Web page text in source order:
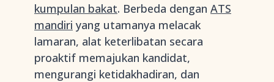
kumpulan bakat. Berbeda dengan ATS
mandiri yang utamanya melacak
lamaran, alat keterlibatan secara
proaktif memajukan kandidat,
mengurangi ketidakhadiran, dan